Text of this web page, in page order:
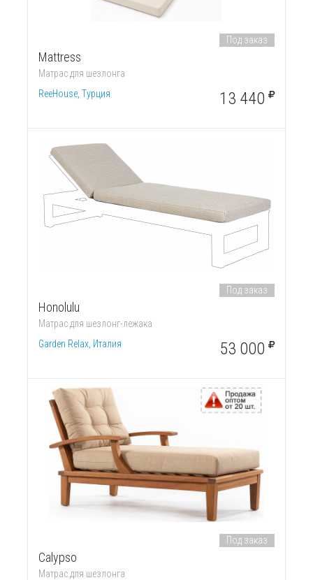
Mattress
Матрас для шезлонга
ReeHouse, Турция
Под заказ
13 440
Honolulu
Матрас для шезлонг-лежака
Garden Relax, Италия
Под заказ
53 000
Calypso
Матрас для шезлонга
Под заказ